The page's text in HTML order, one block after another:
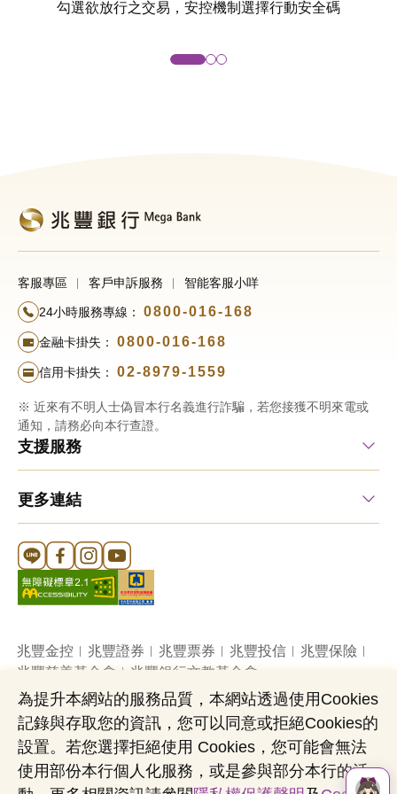
勾選欲放行之交易，安控機制選擇行動安全碼
客服專區 客戶申訴服務 智能客服小咩
24小時服務專線： 0800-016-168
金融卡掛失： 0800-016-168
信用卡掛失： 02-8979-1559
※ 近來有不明人士偽冒本行名義進行詐騙，若您接獲不明來電或
通知，請務必向本行查證。
支援服務
更多連結
Line 官方帳號
FB 官方帳號
Instagram 官方帳號
YouTube 官方帳號
兆豐金控 兆豐證券 兆豐票券 兆豐投信
兆豐保險
兆豐慈善基金會
兆豐銀行文教基金會
網站導覽 法定公開揭露事項
機構投資人盡職治理
隱私權聲明
共同行銷專區 國內外幣清算
營業人：兆豐國際商業銀行股份有限公司
為提升本網站的服務品質，本網站透過使用Cookies
記錄與存取您的資訊，您可以同意或拒絕Cookies的
設置。若您選擇拒絕使用 Cookies，您可能會無法
使用部份本行個人化服務，或是參與部分本行的活